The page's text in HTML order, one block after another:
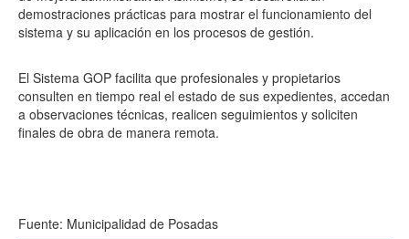
demostraciones prácticas para mostrar el funcionamiento del
sistema y su aplicación en los procesos de gestión.
El Sistema GOP facilita que profesionales y propietarios
consulten en tiempo real el estado de sus expedientes, accedan
a observaciones técnicas, realicen seguimientos y soliciten
finales de obra de manera remota.
Fuente: Municipalidad de Posadas